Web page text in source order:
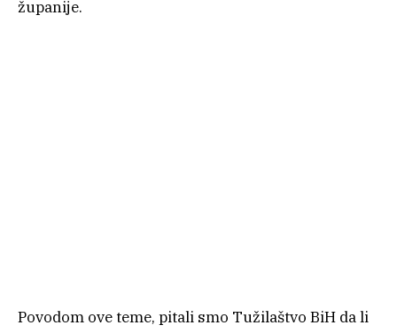
županije.
Povodom ove teme, pitali smo Tužilaštvo BiH da li